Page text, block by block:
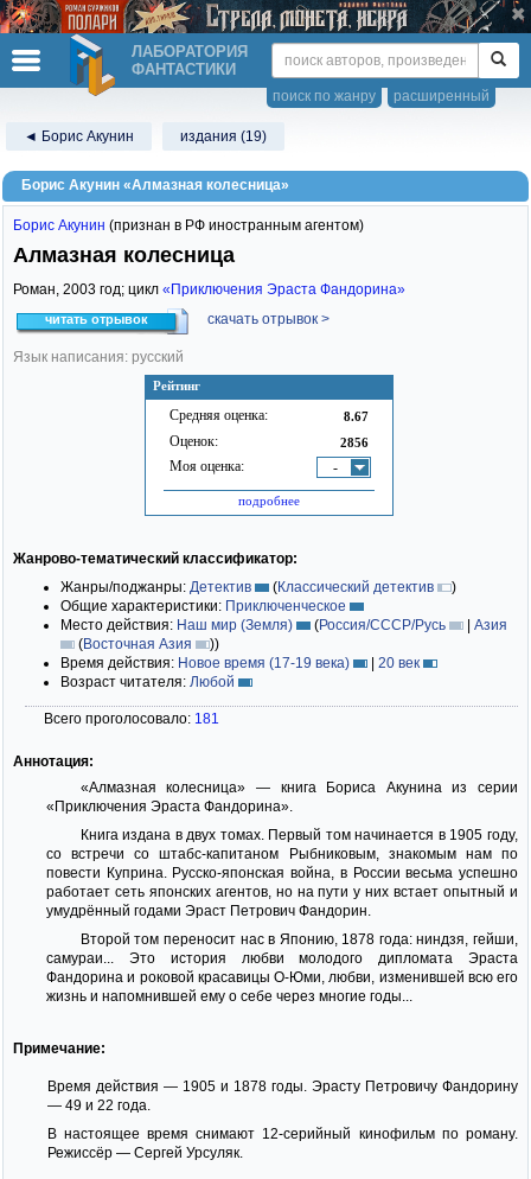
ЛАБОРАТОРИЯ
ФАНТАСТИКИ
расширенный
поиск по жанру
◄ Борис Акунин издания (19)
Борис Акунин «Алмазная колесница»
Рейтинг
Средняя оценка: 8.67
Оценок: 2856
Моя оценка: -
подробнее
Борис Акунин (признан в РФ иностранным агентом)
Алмазная колесница
Роман, 2003 год; цикл «Приключения Эраста Фандорина»
читать отрывок скачать отрывок >
Язык написания: русский
Жанрово-тематический классификатор:
Жанры/поджанры: Детектив (Классический детектив
)
Общие характеристики: Приключенческое
Место действия: Наш мир (Земля) (Россия/СССР/Русь | Азия
(Восточная Азия ))
Время действия: Новое время (17-19 века) | 20 век
Возраст читателя: Любой
Всего проголосовало: 181
Аннотация:
«Алмазная колесница» — книга Бориса Акунина из серии
«Приключения Эраста Фандорина».
Книга издана в двух томах. Первый том начинается в 1905 году,
со встречи со штабс-капитаном Рыбниковым, знакомым нам по
повести Куприна. Русско-японская война, в России весьма успешно
работает сеть японских агентов, но на пути у них встает опытный и
умудрённый годами Эраст Петрович Фандорин.
Второй том переносит нас в Японию, 1878 года: ниндзя, гейши,
самураи... Это история любви молодого дипломата Эраста
Фандорина и роковой красавицы О-Юми, любви, изменившей всю его
жизнь и напомнившей ему о себе через многие годы...
Примечание:
Время действия — 1905 и 1878 годы. Эрасту Петровичу Фандорину
— 49 и 22 года.
В настоящее время снимают 12-серийный кинофильм по роману.
Режиссёр — Сергей Урсуляк.